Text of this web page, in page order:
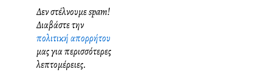
Δεν στέλνουμε spam!
Διαβάστε την
πολιτική απορρήτου
μας για περισσότερες
λεπτομέρειες.